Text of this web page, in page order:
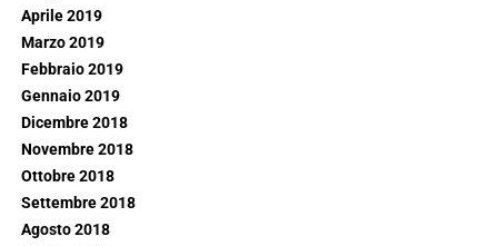
Aprile 2019
Marzo 2019
Febbraio 2019
Gennaio 2019
Dicembre 2018
Novembre 2018
Ottobre 2018
Settembre 2018
Agosto 2018